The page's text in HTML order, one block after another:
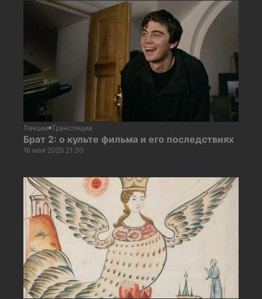
Лекции Трансляции
Брат 2: о культе фильма и его последствиях
16 мая 2020 21:30